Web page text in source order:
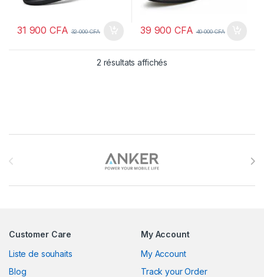
31 900CFA 32 000CFA 39 900CFA 40 000CFA
2 résultats affichés
Customer Care
Liste de souhaits
Blog
My Account
My Account
Track your Order